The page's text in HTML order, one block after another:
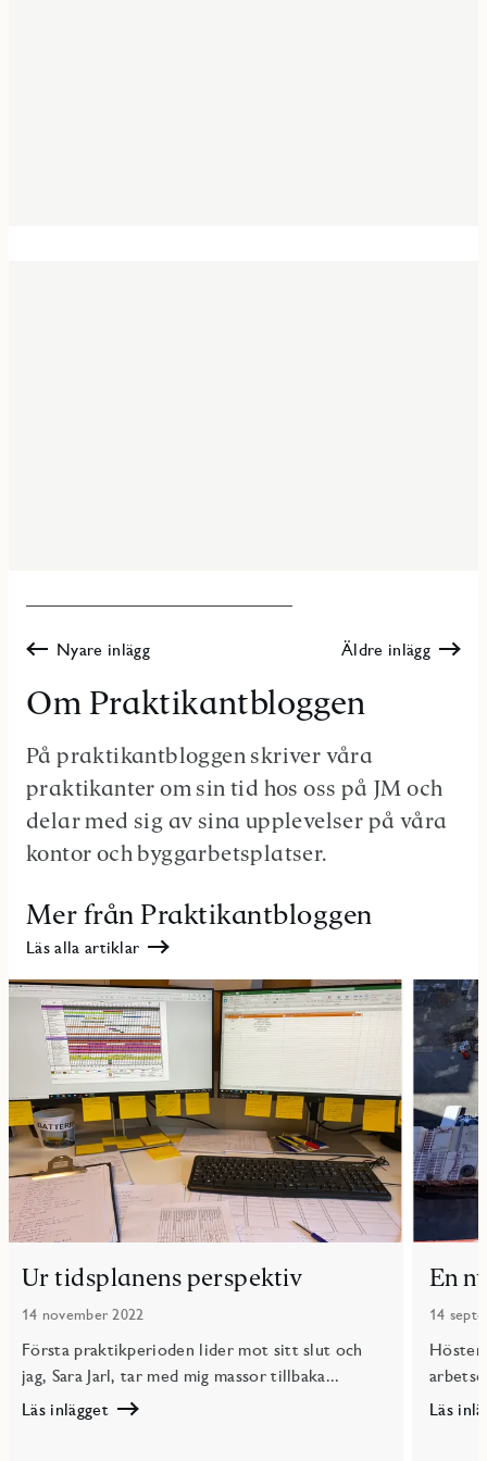
Nyare inlägg Äldre inlägg
Om Praktikantbloggen
På praktikantbloggen skriver våra
praktikanter om sin tid hos oss på JM och
delar med sig av sina upplevelser på våra
kontor och byggarbetsplatser.
Mer från Praktikantbloggen
Läs alla artiklar
Ur tidsplanens perspektiv
14 november 2022
Första praktikperioden lider mot sitt slut och
jag, Sara Jarl, tar med mig massor tillbaka...
Läs inlägget
En
14
Hösten
Läs